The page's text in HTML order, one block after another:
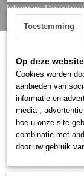
Inloggen
Home > Horloge >
Herenhorloge
Toestemming
Op deze
Cookies worden
aanbieden van
informatie en
media-,
hoe u onze site
combinatie met
door uw gebruik